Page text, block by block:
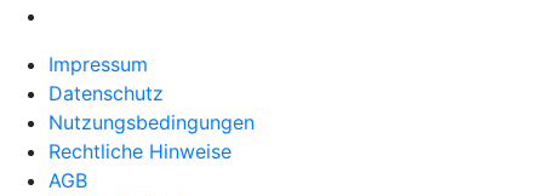
Impressum
Datenschutz
Nutzungsbedingungen
Rechtliche Hinweise
AGB